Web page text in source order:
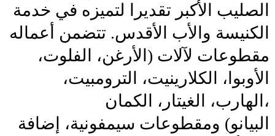
الصليب الأكبر تقديرا لتميزه في خدمة
الكنيسة والأب الأقدس. تتضمن أعماله
مقطوعات لآلات (الأرغن، الفلوت،
الأوبوا، الكلارينيت، الترومبيت،
الهارب، الغيتار، الكمان،
البيانو) ومقطوعات سيمفونية، إضافة